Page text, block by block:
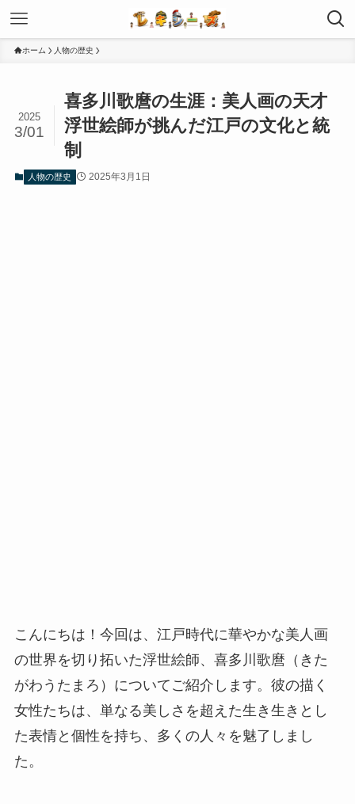
ホーム 人物の歴史
喜多川歌麿の生涯：美人画の天才
浮世絵師が挑んだ江戸の文化と統
制
2025
3/01
人物の歴史 2025年3月1日
こんにちは！今回は、江戸時代に華やかな美人画
の世界を切り拓いた浮世絵師、喜多川歌麿（きた
がわうたまろ）についてご紹介します。彼の描く
女性たちは、単なる美しさを超えた生き生きとし
た表情と個性を持ち、多くの人々を魅了しまし
た。